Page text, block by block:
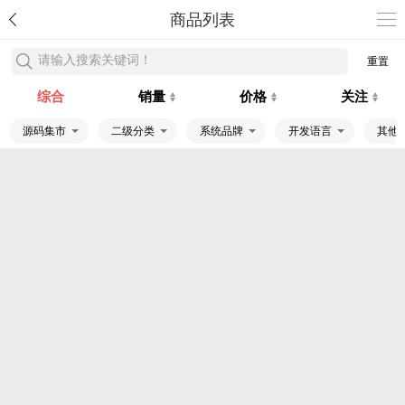
商品列表
请输入搜索关键词！ 重置
综合 销量 价格 关注
源码集市 二级分类 系统品牌 开发语言 其他